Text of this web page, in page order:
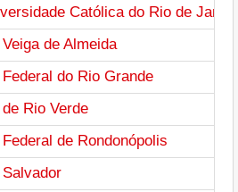
Católica do Rio de
de Almeida
do Rio Grande
Rio Verde
de Rondonópolis